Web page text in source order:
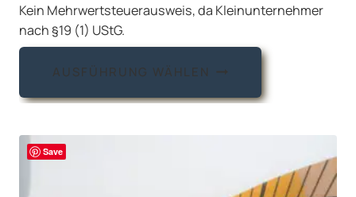
Kein Mehrwertsteuerausweis, da Kleinunternehmer
nach §19 (1) UStG.
AUSFÜHRUNG WÄHLEN
Dieses
weist
Die
Save